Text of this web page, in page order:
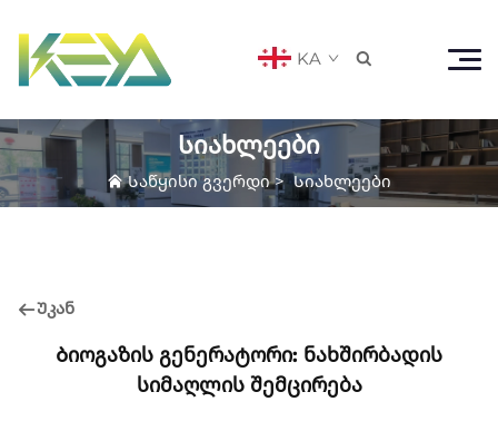
KA 
Სიახლეები
Საწყისი გვერდი>Სიახლეები
Უკან
Ბიოგაზის გენერატორი: ნახშირბადის
სიმაღლის შემცირება